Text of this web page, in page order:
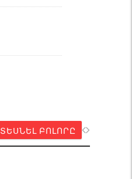
ՏԵՍՆԵԼ ԲՈԼՈՐԸ